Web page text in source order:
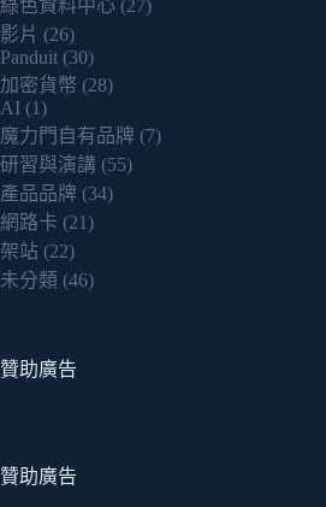
綠色資料中心 (27)
影片 (26)
Panduit (30)
加密貨幣 (28)
AI (1)
魔力門自有品牌 (7)
研習與演講 (55)
產品品牌 (34)
網路卡 (21)
架站 (22)
未分類 (46)
贊助廣告
贊助廣告